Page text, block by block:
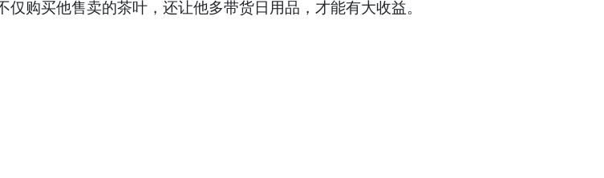
购买他售卖的茶叶，还让他多带货日用品，才能有大收益。